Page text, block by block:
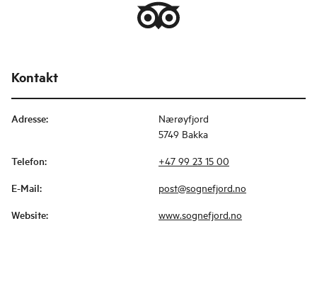
Kontakt
Adresse:
Nærøyfjord
5749 Bakka
Telefon: +47 99 23 15 00
E-Mail: post@sognefjord.no
Website: www.sognefjord.no